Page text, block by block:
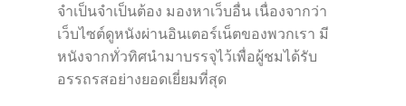
จำเป็นจำเป็นต้อง มองหาเว็บอื่น เนื่องจากว่า
เว็บไซต์ดูหนังผ่านอินเตอร์เน็ตของพวกเรา มี
หนังจากทั่วทิศนำมาบรรจุไว้เพื่อผู้ชมได้รับ
อรรถรสอย่างยอดเยี่ยมที่สุด